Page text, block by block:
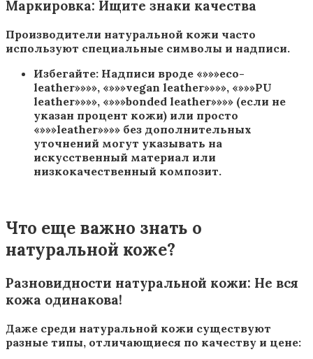
Маркировка: Ищите знаки качества
Производители натуральной кожи часто
используют специальные символы и надписи.
Избегайте: Надписи вроде «»»»eco-
leather»»»», «»»»vegan leather»»»», «»»»PU
leather»»»», «»»»bonded leather»»»» (если не
указан процент кожи) или просто
«»»»leather»»»» без дополнительных
уточнений могут указывать на
искусственный материал или
низкокачественный композит.
Что еще важно знать о
натуральной коже?
Разновидности натуральной кожи: Не вся
кожа одинакова!
Даже среди натуральной кожи существуют
разные типы, отличающиеся по качеству и цене: